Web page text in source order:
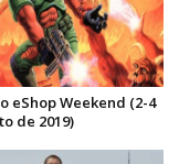
eShop Weekend (2-4
de 2019)